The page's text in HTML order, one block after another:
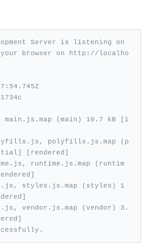
Server is listening on
browser on http://localho
main.js.map (main) 10.7 kB [i
polyfills.js.map (p
[rendered]
runtime.js.map (runtim
styles.js.map (styles) 1
vendor.js.map (vendor) 3.